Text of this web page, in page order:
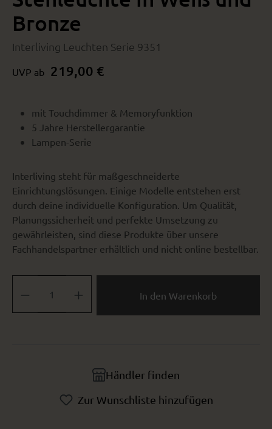
Bronze
Interliving Leuchten Serie 9351
UVP ab 219,00 €
mit Touchdimmer & Memoryfunktion
5 Jahre Herstellergarantie
Lampen-Serie
Interliving steht für maßgeschneiderte
Einrichtungslösungen. Einige Modelle entstehen erst
durch deine individuelle Konfiguration. Um Qualität,
Planungssicherheit und perfekte Umsetzung zu
gewährleisten, sind diese Produkte über unsere
Fachhandelspartner erhältlich und nicht online bestellbar.
In den Warenkorb
Händler finden
Zur Wunschliste hinzufügen